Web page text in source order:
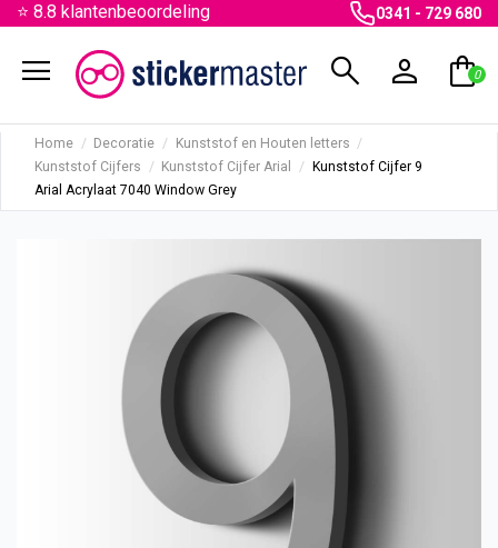
⭐ 8.8 klantenbeoordeling 0341 - 729 680
menu search person shopping_bag
0
Home Decoratie
Kunststof en Houten letters
Kunststof Cijfers
Kunststof Cijfer Arial
Kunststof Cijfer 9
Arial Acrylaat 7040 Window Grey